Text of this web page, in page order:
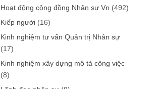
Hoạt động cộng đồng Nhân sự Vn (492)
Kiếp người (16)
Kinh nghiệm tư vấn Quản trị Nhân sự
(17)
Kinh nghiệm xây dựng mô tả công việc
(8)